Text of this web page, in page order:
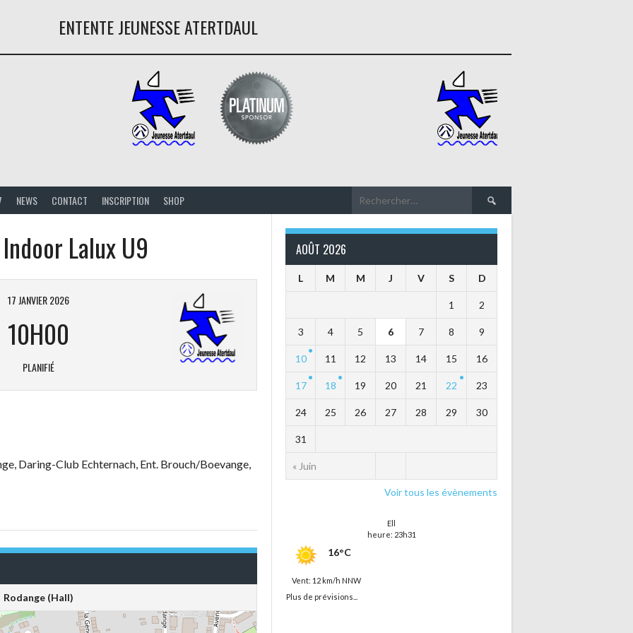
ENTENTE JEUNESSE ATERTDAUL
NEWS CONTACT INSCRIPTION SHOP Rechercher :
Lalux U9
17 JANVIER 2026
10H00
PLANIFIÉ
Daring-Club Echternach, Ent. Brouch/Boevange,
Rodange (Hall)
AOÛT 2026
L M M J V S D
« Juin
1 2
3 4 5 6 7 8 9
10 11 12 13 14 15 16
17 18 19 20 21 22 23
24 25 26 27 28 29 30
31
Voir tous les évènements
Ell
heure: 23h31
16°C
Vent: 12 km/h NNW
Plus de prévisions...